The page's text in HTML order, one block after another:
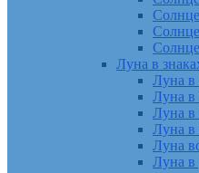
Луна в
Луна
Луна в
Луна в
Луна в
Луна
Луна в